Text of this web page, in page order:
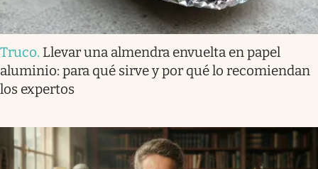
Truco. Llevar una almendra envuelta en papel
aluminio: para qué sirve y por qué lo recomiendan
los expertos